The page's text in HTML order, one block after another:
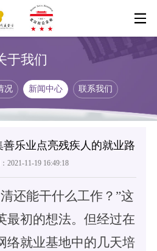
于我们
况
况
新闻中心
联系我们
乐业点亮残疾人的就业路
11-19 16:49:18
还能干什么工作？”这
最初的想法。但经过在
络就业基地中的几天培